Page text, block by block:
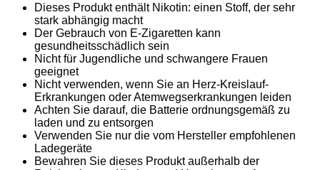
Dieses Produkt enthält Nikotin: einen Stoff, der sehr
stark abhängig macht
Der Gebrauch von E-Zigaretten kann
gesundheitsschädlich sein
Nicht für Jugendliche und schwangere Frauen
geeignet
Nicht verwenden, wenn Sie an Herz-Kreislauf-
Erkrankungen oder Atemwegserkrankungen leiden
Achten Sie darauf, die Batterie ordnungsgemäß zu
laden und zu entsorgen
Verwenden Sie nur die vom Hersteller empfohlenen
Ladegeräte
Bewahren Sie dieses Produkt außerhalb der